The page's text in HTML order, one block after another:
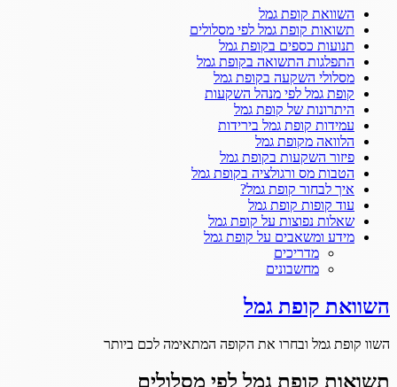
השוואת קופת גמל
תשואות קופת גמל לפי מסלולים
תנועות כספים בקופת גמל
התפלגות התשואה בקופת גמל
מסלולי השקעה בקופת גמל
קופת גמל לפי מנהל השקעות
היתרונות של קופת גמל
עמידות קופת גמל בירידות
הלוואה מקופת גמל
פיזור השקעות בקופת גמל
הטבות מס ורגולציה בקופת גמל
איך לבחור קופת גמל?
עוד קופות קופת גמל
שאלות נפוצות על קופת גמל
מידע ומשאבים על קופת גמל
מדריכים
מחשבונים
השוואת קופת גמל
השוו קופת גמל ובחרו את הקופה המתאימה לכם ביותר
תשואות קופת גמל לפי מסלולים